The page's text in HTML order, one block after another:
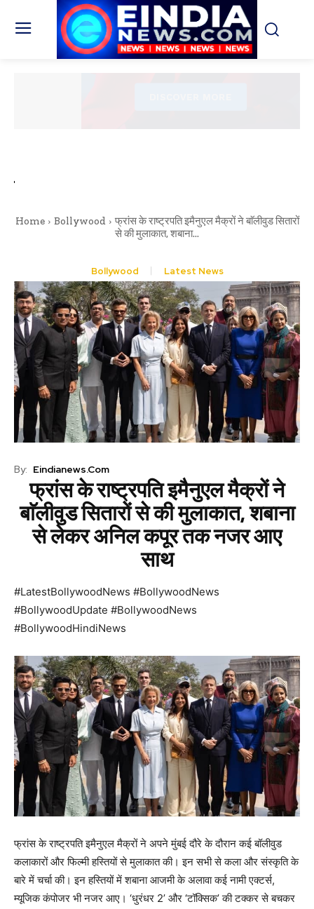
Home Bollywood
फ्रांस के राष्ट्रपति इमैनुएल मैक्रों ने बाॅलीवुड सितारों
से की मुलाकात, शबाना...
Bollywood Latest News
By: Eindianews.com
फ्रांस के राष्ट्रपति इमैनुएल मैक्रों ने
बाॅलीवुड सितारों से की मुलाकात, शबाना
से लेकर अनिल कपूर तक नजर आए
साथ
#LatestBollywoodNews #BollywoodNews
#BollywoodUpdate #BollywoodNews
#BollywoodHindiNews
फ्रांस के राष्ट्रपति इमैनुएल मैक्रों ने अपने मुंबई दौरे के दौरान कई बॉलीवुड
कलाकारों और फिल्मी हस्तियों से मुलाकात की। इन सभी से कला और संस्कृति के
बारे में चर्चा की। इन हस्तियों में शबाना आजमी के अलावा कई नामी एक्टर्स,
म्यूजिक कंपोजर भी नजर आए। ‘धुरंधर 2’ और ‘टॉक्सिक’ की टक्कर से बचकर